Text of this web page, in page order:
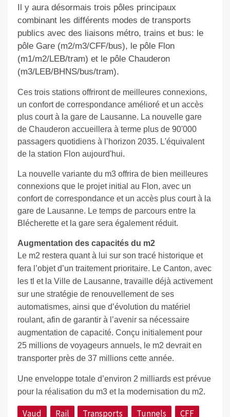
Il y aura désormais trois pôles principaux
combinant les différents modes de transports
publics avec des liaisons métro, trains et bus: le
pôle Gare (m2/m3/CFF/bus), le pôle Flon
(m1/m2/LEB/tram) et le pôle Chauderon
(m3/LEB/BHNS/bus/tram).
Ces trois stations offriront de meilleures connexions,
un confort de correspondance amélioré et un accès
plus court à la gare de Lausanne. La nouvelle gare
de Chauderon accueillera à terme plus de 90'000
passagers quotidiens à l’horizon 2035. L'équivalent
de la station Flon aujourd'hui.
La nouvelle variante du m3 offrira de bien meilleures
connexions que le projet initial au Flon, avec un
confort de correspondance et un accès plus court à la
gare de Lausanne. Le temps de parcours entre la
Blécherette et la gare sera également réduit.
Augmentation des capacités du m2
Le m2 restera quant à lui sur son tracé historique et
fera l’objet d’un traitement prioritaire. Le Canton, avec
les tl et la Ville de Lausanne, travaille déjà activement
sur une stratégie de renouvellement de ses
automatismes, ainsi que d’évolution du matériel
roulant, afin de garantir à l’avenir sa nécessaire
augmentation de capacité. Conçu initialement pour
25 millions de voyageurs annuels, le m2 devrait en
transporter près de 37 millions cette année.
Une enveloppe totale d’environ 2 milliards est prévue
pour la réalisation du m3 et la modernisation du m2.
Vaud Rail Transports Tunnels CFF